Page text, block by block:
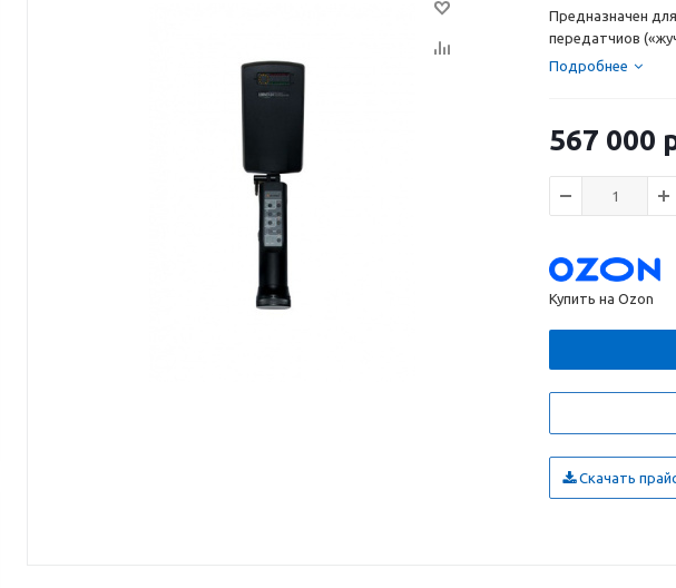
Предназначен
передатчиов
исполнительных...
Подробнее
567 000
Купить на Ozon
Скачать